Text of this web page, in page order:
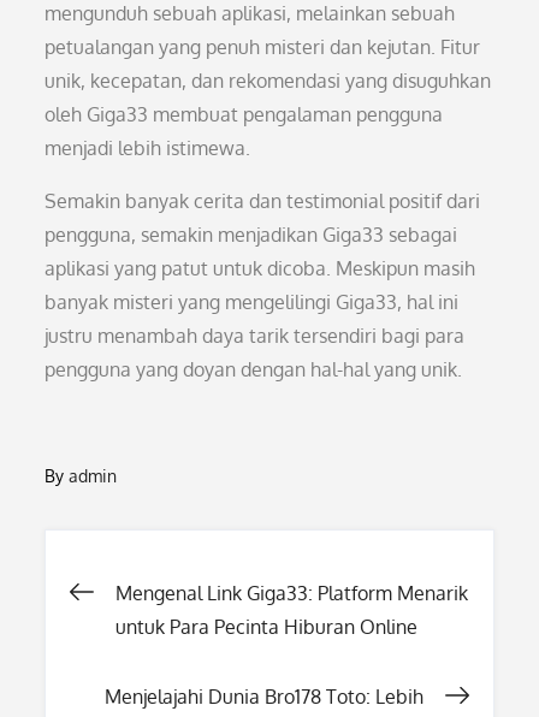
mengunduh sebuah aplikasi, melainkan sebuah
petualangan yang penuh misteri dan kejutan. Fitur
unik, kecepatan, dan rekomendasi yang disuguhkan
oleh Giga33 membuat pengalaman pengguna
menjadi lebih istimewa.
Semakin banyak cerita dan testimonial positif dari
pengguna, semakin menjadikan Giga33 sebagai
aplikasi yang patut untuk dicoba. Meskipun masih
banyak misteri yang mengelilingi Giga33, hal ini
justru menambah daya tarik tersendiri bagi para
pengguna yang doyan dengan hal-hal yang unik.
Byadmin
Post
Mengenal Link Giga33: Platform Menarik
untuk Para Pecinta Hiburan Online
Menjelajahi Dunia Bro178 Toto: Lebih